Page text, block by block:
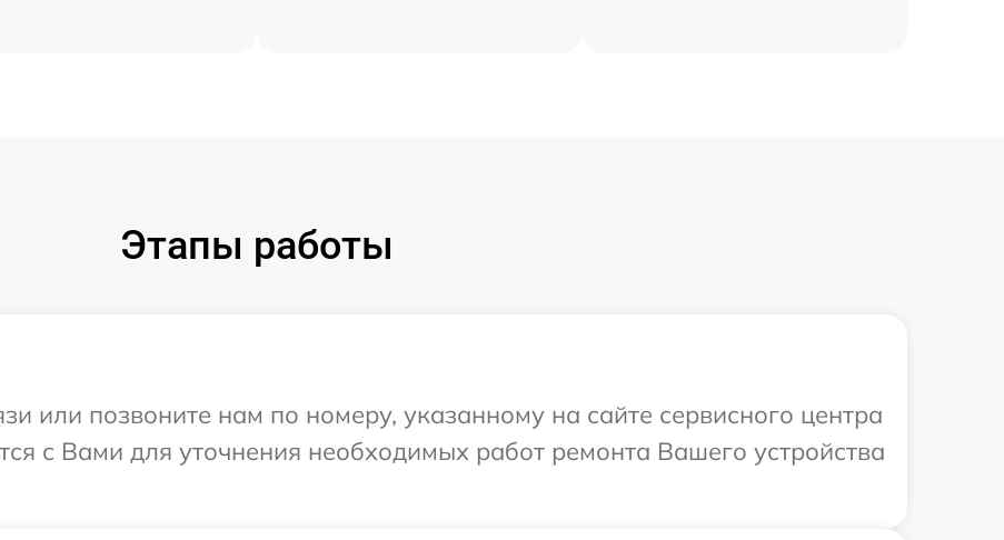
Этапы работы
или позвоните нам по номеру, указанному на сайте сервисного центра
с Вами для уточнения необходимых работ ремонта Вашего устройства